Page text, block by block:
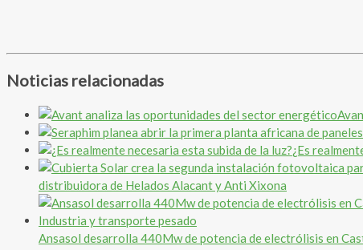
Noticias relacionadas
¿Es
distribuidora de Helados Alacant y Anti Xixona
Ansasol desarrolla 440Mw de potencia de electrólisis en